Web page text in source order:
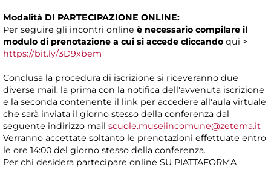
Modalità DI PARTECIPAZIONE ONLINE:
Per seguire gli incontri online è necessario compilare il
modulo di prenotazione a cui si accede cliccando qui >
https://bit.ly/3D9xbem
Conclusa la procedura di iscrizione si riceveranno due
diverse mail: la prima con la notifica dell'avvenuta iscrizione
e la seconda contenente il link per accedere all'aula virtuale
che sarà inviata il giorno stesso della conferenza dal
seguente indirizzo mail scuole.museiincomune@zetema.it
Verranno accettate soltanto le prenotazioni effettuate entro
le ore 14:00 del giorno stesso della conferenza.
Per chi desidera partecipare online SU PIATTAFORMA